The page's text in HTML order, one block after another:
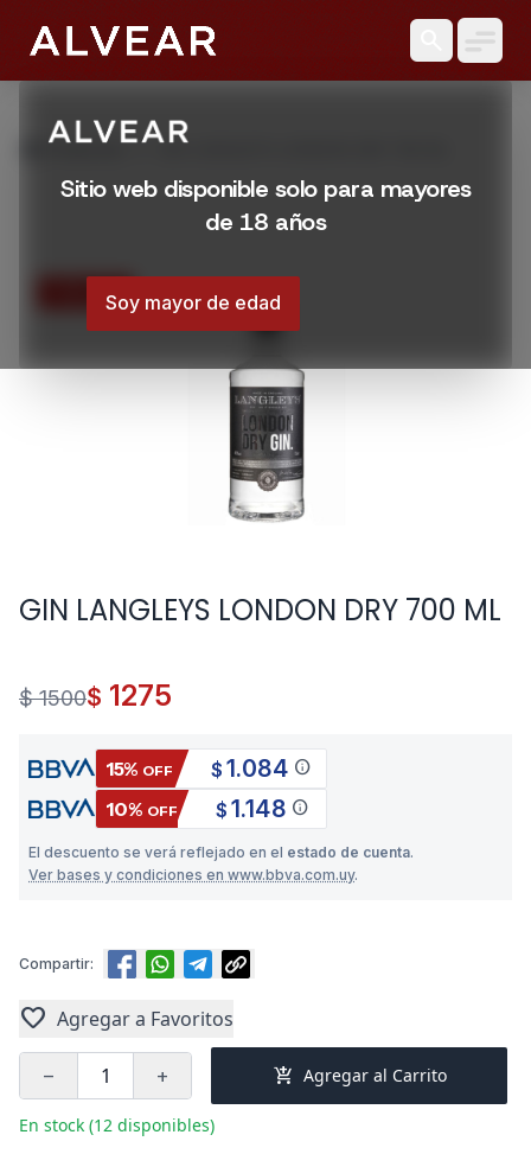
Sitio web disponible solo para mayores
de 18 años
Soy mayor de edad
Productos GIN LANGLEYS LONDON DRY 700 ML
15% OFF
GIN LANGLEYS LONDON DRY 700 ML
$ 1500$ 1275
15% OFF $ 1.084 info
10% OFF $ 1.148 info
El descuento se verá reflejado en el estado de cuenta.
Ver bases y condiciones en www.bbva.com.uy.
Compartir:
favorite Agregar a Favoritos
remove add add_shopping_cart Agregar al Carrito
En stock (12 disponibles)